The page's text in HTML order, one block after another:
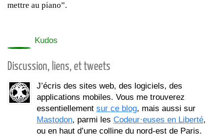
mettre au piano”.
Kudos
Discussion, liens, et tweets
J’écris des sites web, des logiciels, des
applications mobiles. Vous me trouverez
essentiellement sur ce blog, mais aussi sur
Mastodon, parmi les Codeur·euses en Liberté,
ou en haut d’une colline du nord-est de Paris.